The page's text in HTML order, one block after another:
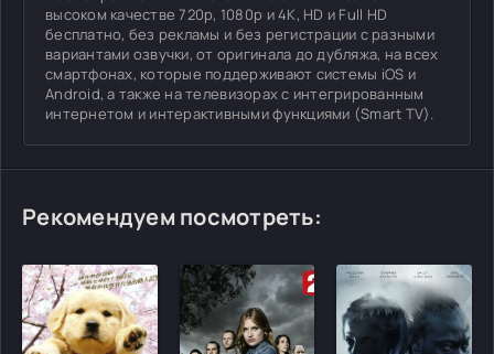
высоком качестве 720p, 1080p и 4K, HD и Full HD
бесплатно, без рекламы и без регистрации с разными
вариантами озвучки, от оригинала до дубляжа, на всех
смартфонах, которые поддерживают системы iOS и
Android, а также на телевизорах с интегрированным
интернетом и интерактивными функциями (Smart TV).
Рекомендуем посмотреть: